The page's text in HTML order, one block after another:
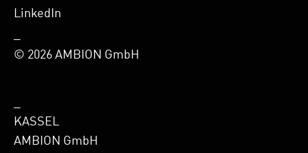
LinkedIn
© 2026 AMBION GmbH
KASSEL
AMBION GmbH